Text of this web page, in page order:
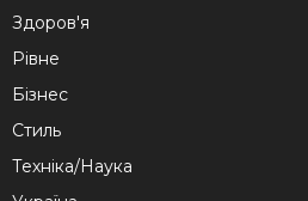
Здоров'я
Рівне
Бізнес
Стиль
Техніка/Наука